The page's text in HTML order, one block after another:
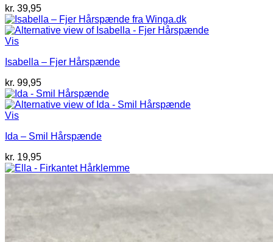
kr. 39,95
Vis
Isabella – Fjer Hårspænde
kr. 99,95
Vis
Ida – Smil Hårspænde
kr. 19,95